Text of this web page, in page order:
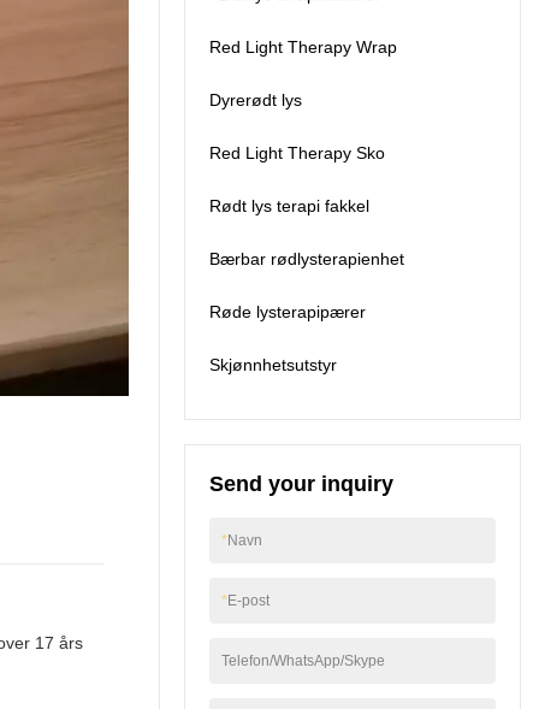
17 års
Europa , Oseania ;Alle
forretninger med opptil
verden, som er fra
Australia, New
mye oppmerksomhet til
kundenes behov, stole
på utmerket
produktkvalitet, rimelig
være det.Kontakt:
Red Light Therapy Wrap
Dyrerødt lys
Red Light Therapy Sko
Rødt lys terapi fakkel
Bærbar rødlysterapienhet
Røde lysterapipærer
Skjønnhetsutstyr
Send your inquiry
*Navn
*E-post
Telefon/WhatsApp/Skype